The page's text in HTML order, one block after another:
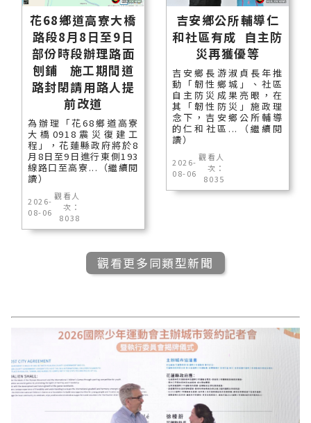
花68鄉道高寮大橋
路段8月8日至9日
部份時段辦理路面
刨鋪 施工期間道
路封閉請用路人提
前改道
為辦理「花68鄉道高寮
大橋0918震災復建工
程」，花蓮縣政府將於8
月8日至9日進行東側193
線路口至高寮...（繼續閱
讀）
2026-
08-06
觀看人
次：
8038
吉安鄉公所輔導仁
和社區有成 自主防
災再獲優等
吉安鄉長游淑貞長年推
動「韌性鄉城」、社區
自主防災成果亮眼，在
其「韌性防災」施政理
念下，吉安鄉公所輔導
的仁和社區...（繼續閱
讀）
2026-
08-06
觀看人
次：
8035
觀看更多同類型新聞